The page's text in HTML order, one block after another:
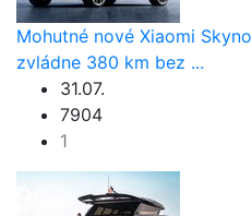
Mohutné nové Xiaomi
zvládne 380 km bez ...
31.07.
7904
1